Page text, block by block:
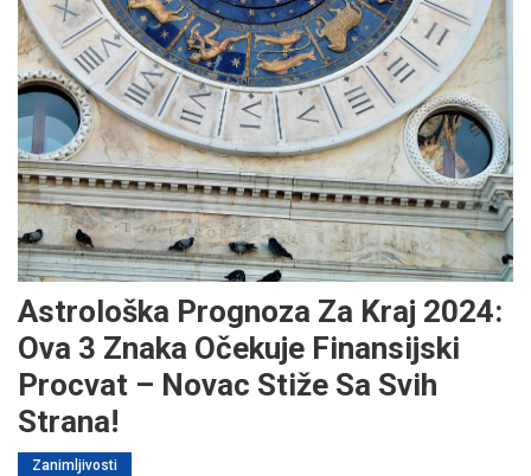
Astrološka Prognoza Za Kraj 2024:
Ova 3 Znaka Očekuje Finansijski
Procvat – Novac Stiže Sa Svih
Strana!
Zanimljivosti